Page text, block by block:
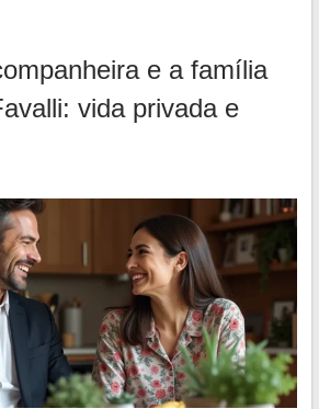
e a família
vida privada e